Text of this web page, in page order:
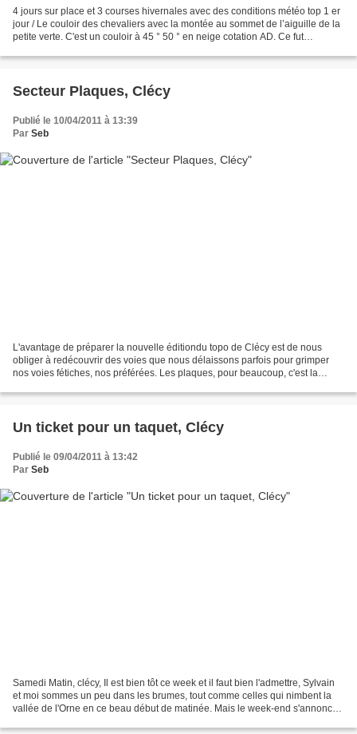
4 jours sur place et 3 courses hivernales avec des conditions météo top 1 er
jour / Le couloir des chevaliers avec la montée au sommet de l’aiguille de la
petite verte. C'est un couloir à 45 ° 50 ° en neige cotation AD. Ce fut
Secteur Plaques, Clécy
Publié le 10/04/2011 à 13:39
Par Seb
L'avantage de préparer la nouvelle éditiondu topo de Clécy est de nous
obliger à redécouvrir des voies que nous délaissons parfois pour grimper
nos voies fétiches, nos préférées. Les plaques, pour beaucoup, c'est la
Un ticket pour un taquet, Clécy
Publié le 09/04/2011 à 13:42
Par Seb
Samedi Matin, clécy, Il est bien tôt ce week et il faut bien l'admettre, Sylvain
et moi sommes un peu dans les brumes, tout comme celles qui nimbent la
vallée de l'Orne en ce beau début de matinée. Mais le week-end s'annonce